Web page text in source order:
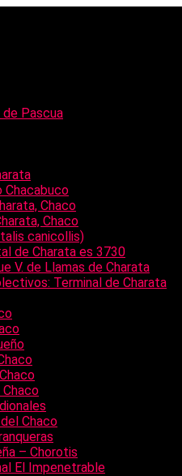
de Pascua
Chacabuco
Chaco
Chaco
canicollis)
de Charata es 3730
V. de Llamas de Charata
Terminal de Charata
Chaco
– Chorotis
El Impenetrable